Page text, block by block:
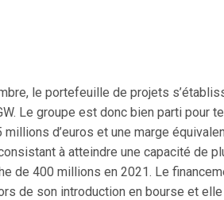
le portefeuille de projets
Le groupe est donc bien parti pour
d’euros et une marge
à atteindre une capacité de
de 400 millions en 2021. Le
de son introduction en bourse et